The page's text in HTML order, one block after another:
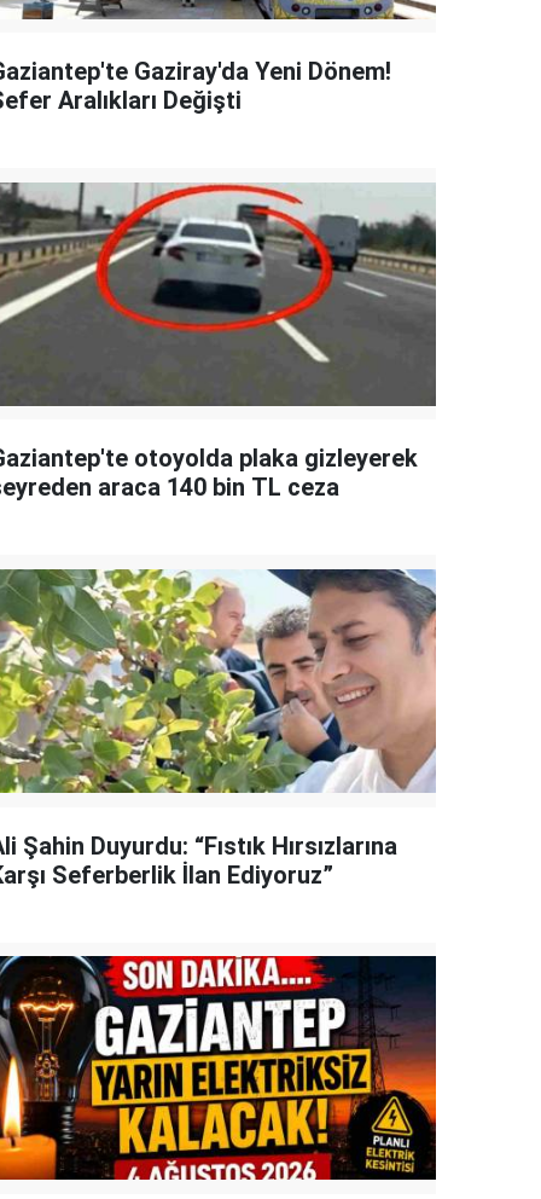
Gaziray'da Yeni Dönem!
Aralıkları Değişti
otoyolda plaka gizleyerek
araca 140 bin TL ceza
Şahin Duyurdu: “Fıstık Hırsızlarına
Seferberlik İlan Ediyoruz”